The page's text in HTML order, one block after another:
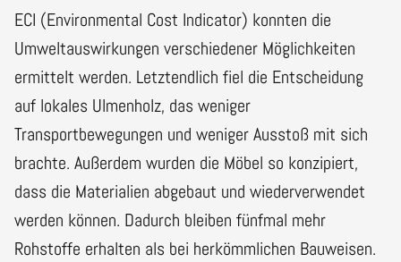
ECI (Environmental Cost Indicator) konnten die
Umweltauswirkungen verschiedener Möglichkeiten
ermittelt werden. Letztendlich fiel die Entscheidung
auf lokales Ulmenholz, das weniger
Transportbewegungen und weniger Ausstoß mit sich
brachte. Außerdem wurden die Möbel so konzipiert,
dass die Materialien abgebaut und wiederverwendet
werden können. Dadurch bleiben fünfmal mehr
Rohstoffe erhalten als bei herkömmlichen Bauweisen.